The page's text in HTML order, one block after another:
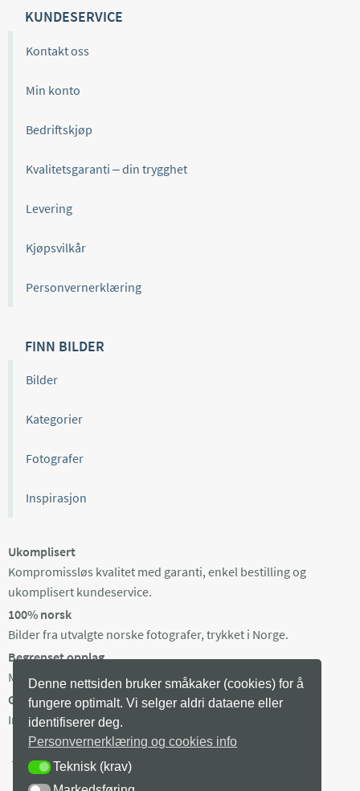
KUNDESERVICE
Kontakt oss
Min konto
Bedriftskjøp
Kvalitetsgaranti – din trygghet
Levering
Kjøpsvilkår
Personvernerklæring
FINN BILDER
Bilder
Kategorier
Fotografer
Inspirasjon
Ukomplisert
Kompromissløs kvalitet med garanti, enkel bestilling og
ukomplisert kundeservice.
100% norsk
Bilder fra utvalgte norske fotografer, trykket i Norge.
Begrenset opplag
Maks 100 eksemplarer av hvert bilde, trykket på bestilling.
Gratis frakt i Norge
Ingen minstepris. Produksjonstid 3-8 arb dager + levering.
Denne nettsiden bruker småkaker (cookies) for å
fungere optimalt. Vi selger aldri dataene eller
identifiserer deg.
Personvernerklæring og cookies info
TEKNISK (KRAV)
Teknisk (krav)
MARKEDSFØRING